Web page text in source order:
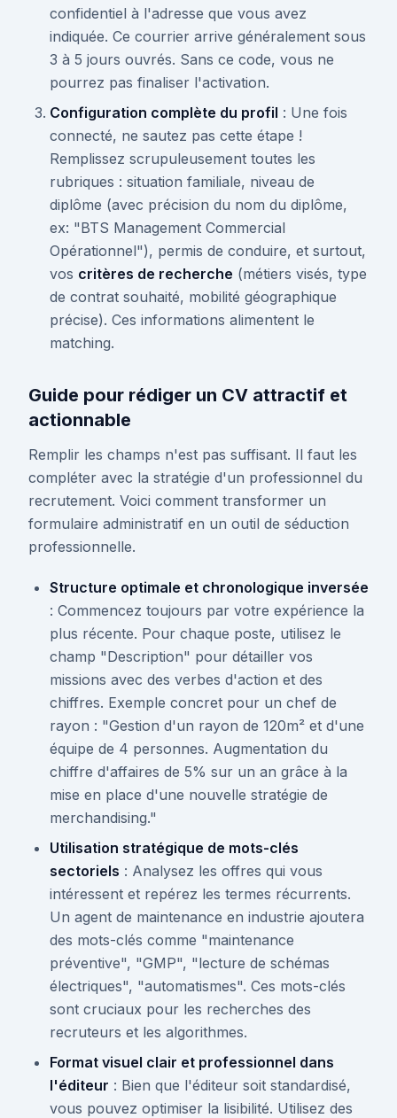
confidentiel à l'adresse que vous avez
indiquée. Ce courrier arrive généralement sous
3 à 5 jours ouvrés. Sans ce code, vous ne
pourrez pas finaliser l'activation.
Configuration complète du profil : Une fois
connecté, ne sautez pas cette étape !
Remplissez scrupuleusement toutes les
rubriques : situation familiale, niveau de
diplôme (avec précision du nom du diplôme,
ex: "BTS Management Commercial
Opérationnel"), permis de conduire, et surtout,
vos critères de recherche (métiers visés, type
de contrat souhaité, mobilité géographique
précise). Ces informations alimentent le
matching.
Guide pour rédiger un CV attractif et
actionnable
Remplir les champs n'est pas suffisant. Il faut les
compléter avec la stratégie d'un professionnel du
recrutement. Voici comment transformer un
formulaire administratif en un outil de séduction
professionnelle.
Structure optimale et chronologique inversée
: Commencez toujours par votre expérience la
plus récente. Pour chaque poste, utilisez le
champ "Description" pour détailler vos
missions avec des verbes d'action et des
chiffres. Exemple concret pour un chef de
rayon : "Gestion d'un rayon de 120m² et d'une
équipe de 4 personnes. Augmentation du
chiffre d'affaires de 5% sur un an grâce à la
mise en place d'une nouvelle stratégie de
merchandising."
Utilisation stratégique de mots-clés
sectoriels : Analysez les offres qui vous
intéressent et repérez les termes récurrents.
Un agent de maintenance en industrie ajoutera
des mots-clés comme "maintenance
préventive", "GMP", "lecture de schémas
électriques", "automatismes". Ces mots-clés
sont cruciaux pour les recherches des
recruteurs et les algorithmes.
Format visuel clair et professionnel dans
l'éditeur : Bien que l'éditeur soit standardisé,
vous pouvez optimiser la lisibilité. Utilisez des